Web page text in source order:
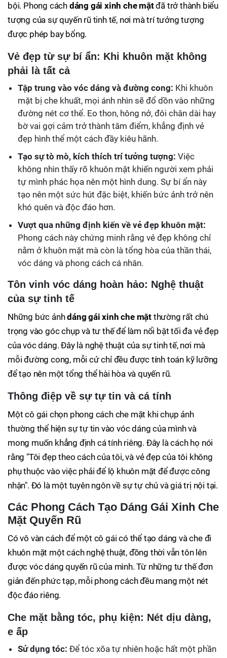
bội. Phong cách dáng gái xinh che mặtđã trở thành biểu
tượng của sự quyến rũ tinh tế, nơi mà trí tưởng tượng
được phép bay bổng.
Vẻ đẹp từ sự bí ẩn: Khi khuôn mặt không
phải là tất cả
Tập trung vào vóc dáng và đường cong: Khi khuôn
mặt bị che khuất, mọi ánh nhìn sẽ đổ dồn vào những
đường nét cơ thể. Eo thon, hông nở, đôi chân dài hay
bờ vai gợi cảm trở thành tâm điểm, khẳng định vẻ
đẹp hình thể một cách đầy kiêu hãnh.
Tạo sự tò mò, kích thích trí tưởng tượng: Việc
không nhìn thấy rõ khuôn mặt khiến người xem phải
tự mình phác họa nên một hình dung. Sự bí ẩn này
tạo nên một sức hút đặc biệt, khiến bức ảnh trở nên
khó quên và độc đáo hơn.
Vượt qua những định kiến về vẻ đẹp khuôn mặt:
Phong cách này chứng minh rằng vẻ đẹp không chỉ
nằm ở khuôn mặt mà còn là tổng hòa của thần thái,
vóc dáng và phong cách cá nhân.
Tôn vinh vóc dáng hoàn hảo: Nghệ thuật
của sự tinh tế
Những bức ảnhdáng gái xinh che mặt thường rất chú
trọng vào góc chụp và tư thế để làm nổi bật tối đa vẻ đẹp
của vóc dáng. Đây là nghệ thuật của sự tinh tế, nơi mà
mỗi đường cong, mỗi cử chỉ đều được tính toán kỹ lưỡng
để tạo nên một tổng thể hài hòa và quyến rũ.
Thông điệp về sự tự tin và cá tính
Một cô gái chọn phong cách che mặt khi chụp ảnh
thường thể hiện sự tự tin vào vóc dáng của mình và
mong muốn khẳng định cá tính riêng. Đây là cách họ nói
rằng "Tôi đẹp theo cách của tôi, và vẻ đẹp của tôi không
phụ thuộc vào việc phải để lộ khuôn mặt để được công
nhận". Đó là một tuyên ngôn về sự tự chủ và giá trị nội tại.
Các Phong Cách Tạo Dáng Gái Xinh Che
Mặt Quyến Rũ
Có vô vàn cách để một cô gái có thể tạo dáng và che đi
khuôn mặt một cách nghệ thuật, đồng thời vẫn tôn lên
được vóc dáng quyến rũ của mình. Từ những tư thế đơn
giản đến phức tạp, mỗi phong cách đều mang một nét
độc đáo riêng.
Che mặt bằng tóc, phụ kiện: Nét dịu dàng,
e ấp
Sử dụng tóc: Để tóc xõa tự nhiên hoặc hất một phần